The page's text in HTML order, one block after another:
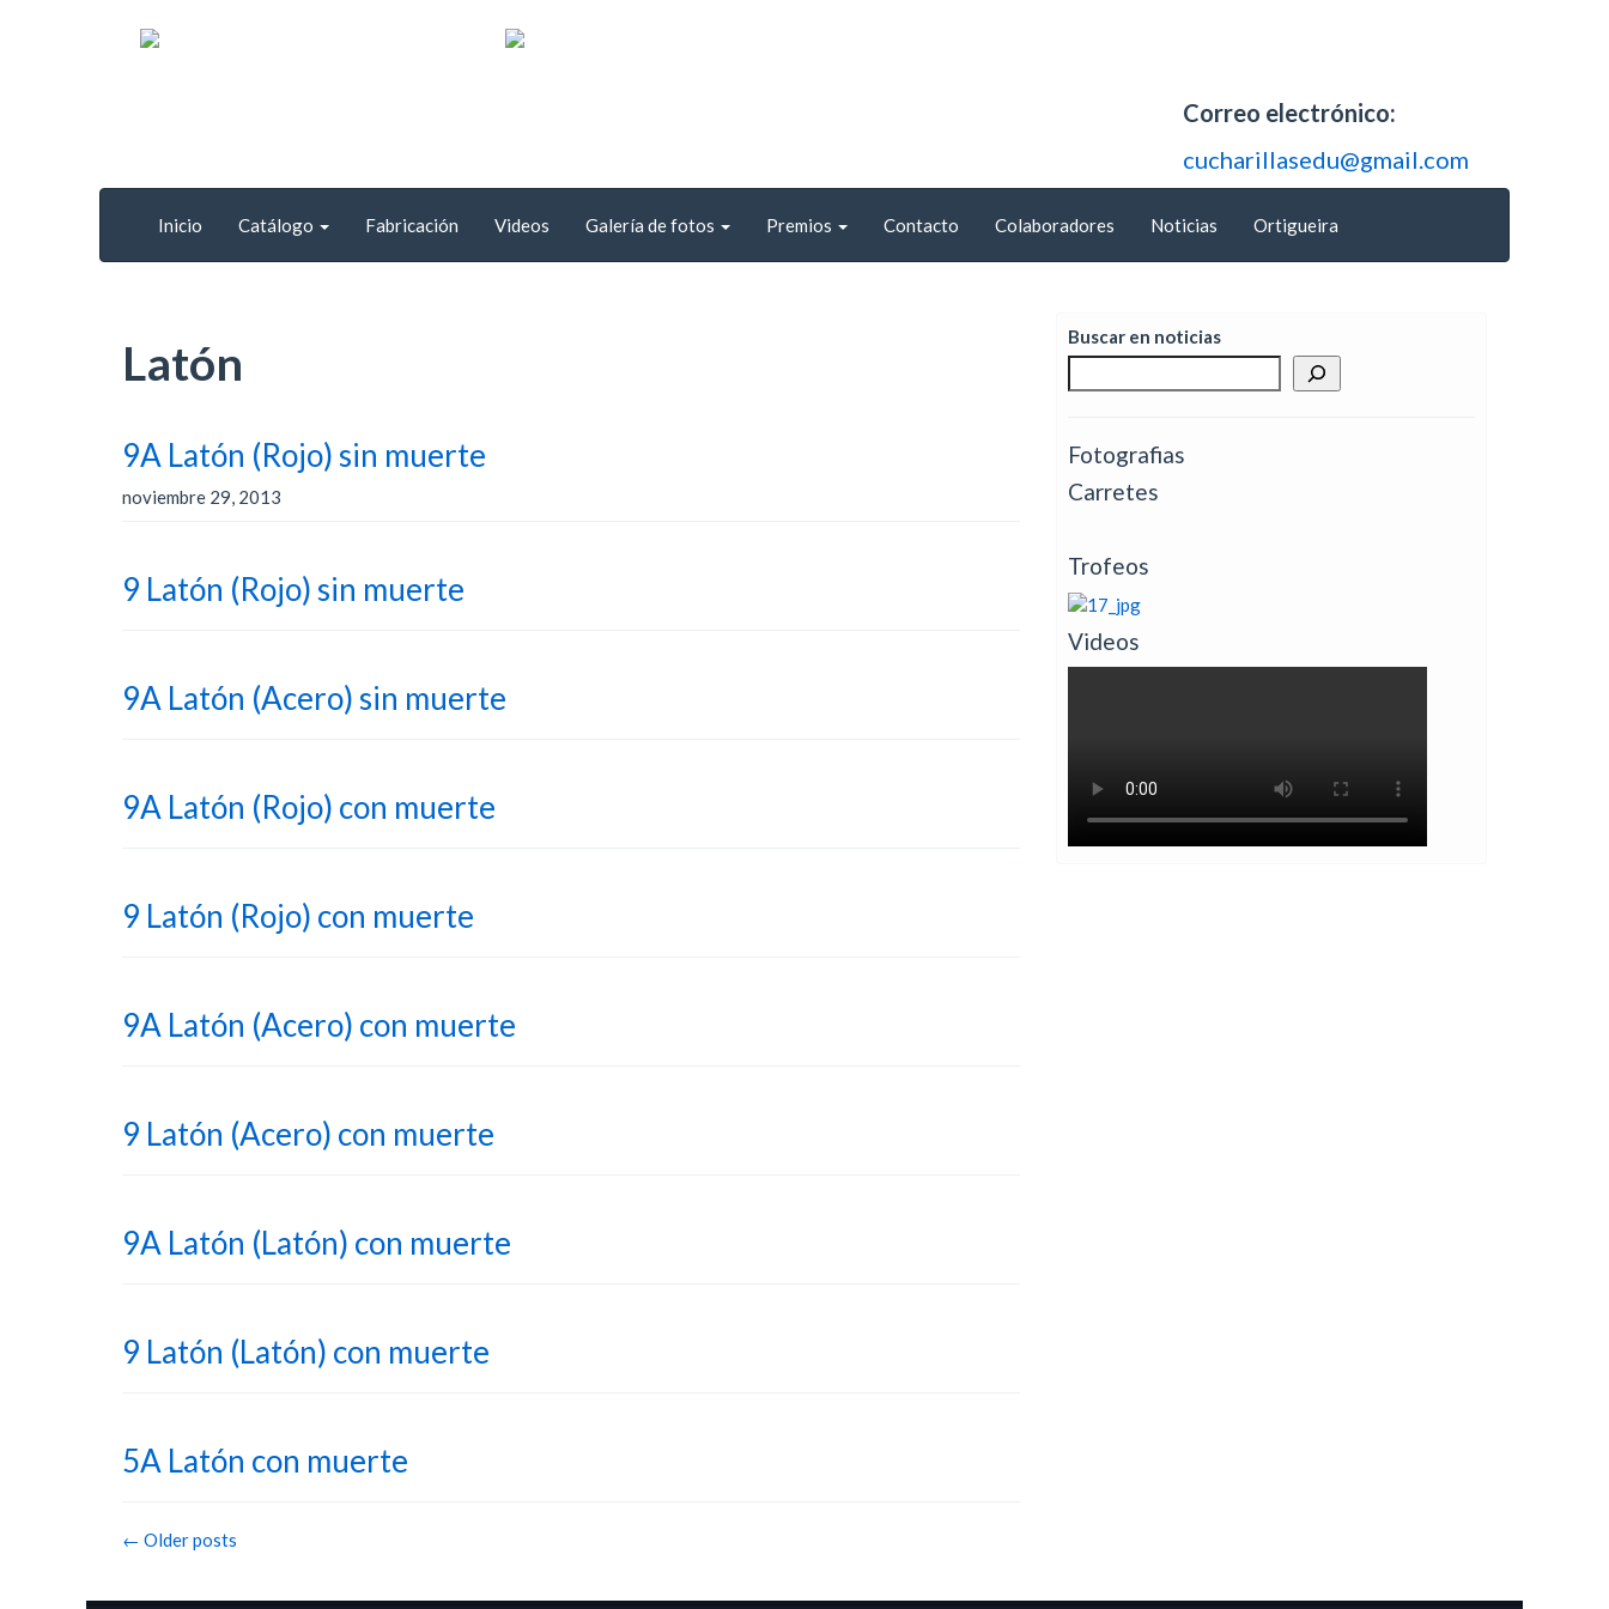
Correo electrónico:
cucharillasedu@gmail.com
Inicio Catálogo Fabricación Videos Galería de fotos Premios Contacto Colaboradores Noticias Ortigueira
Latón
9A Latón (Rojo) sin muerte
noviembre 29, 2013
9 Latón (Rojo) sin muerte
9A Latón (Acero) sin muerte
9A Latón (Rojo) con muerte
9 Latón (Rojo) con muerte
9A Latón (Acero) con muerte
9 Latón (Acero) con muerte
9A Latón (Latón) con muerte
9 Latón (Latón) con muerte
5A Latón con muerte
Post
← Older posts
Buscar en noticias
Fotografias
Carretes
Trofeos
Videos